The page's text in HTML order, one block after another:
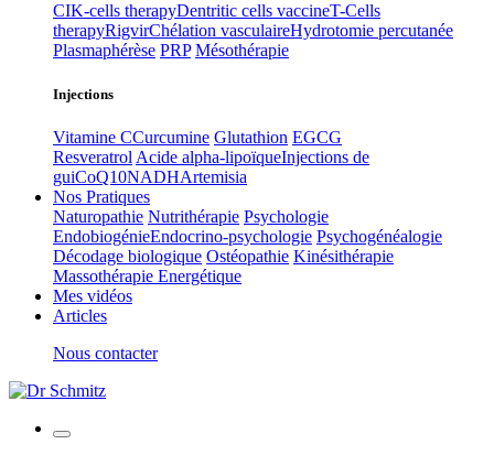
CIK-cells therapyDentritic cells vaccineT-Cells
therapyRigvirChélation vasculaireHydrotomie percutanée
Plasmaphérèse PRP Mésothérapie
Injections
Vitamine CCurcumine Glutathion EGCG
Resveratrol Acide alpha-lipoïqueInjections de
guiCoQ10NADHArtemisia
Nos Pratiques
Naturopathie Nutrithérapie Psychologie
EndobiogénieEndocrino-psychologie Psychogénéalogie
Décodage biologique Ostéopathie Kinésithérapie
Massothérapie Energétique
Mes vidéos
Articles
Nous contacter